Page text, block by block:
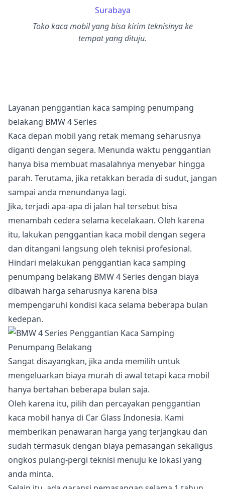
Surabaya
Toko kaca mobil yang bisa kirim teknisinya ke
tempat yang dituju.
Layanan penggantian kaca samping penumpang
belakang BMW 4 Series
Kaca depan mobil yang retak memang seharusnya
diganti dengan segera. Menunda waktu penggantian
hanya bisa membuat masalahnya menyebar hingga
parah. Terutama, jika retakkan berada di sudut, jangan
sampai anda menundanya lagi.
Jika, terjadi apa-apa di jalan hal tersebut bisa
menambah cedera selama kecelakaan. Oleh karena
itu, lakukan penggantian kaca mobil dengan segera
dan ditangani langsung oleh teknisi profesional.
Hindari melakukan penggantian kaca samping
penumpang belakang BMW 4 Series dengan biaya
dibawah harga seharusnya karena bisa
mempengaruhi kondisi kaca selama beberapa bulan
kedepan.
Sangat disayangkan, jika anda memilih untuk
mengeluarkan biaya murah di awal tetapi kaca mobil
hanya bertahan beberapa bulan saja.
Oleh karena itu, pilih dan percayakan penggantian
kaca mobil hanya di Car Glass Indonesia. Kami
memberikan penawaran harga yang terjangkau dan
sudah termasuk dengan biaya pemasangan sekaligus
ongkos pulang-pergi teknisi menuju ke lokasi yang
anda minta.